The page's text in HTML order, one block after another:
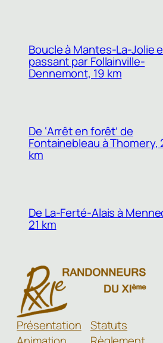
Boucle à Mantes-La-Jolie
passant par Follainville-
Dennemont, 19 km
De ‘Arrêt en forêt’ de
Fontainebleau à Thomery,
km
De La-Ferté-Alais à
21 km
Présentation
Statuts